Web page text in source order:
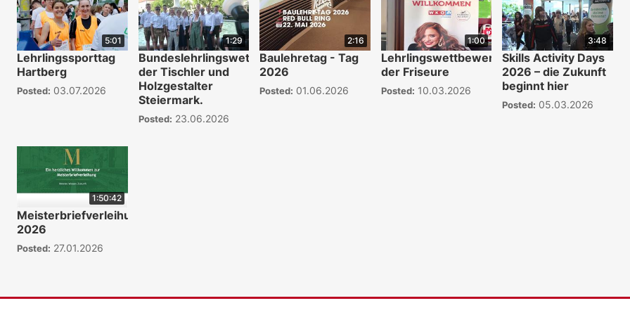
5:01
Lehrlingssporttag
Hartberg
Posted: 03.07.2026
1:29
Bundeslehrlingswettbewerb
der Tischler und
Holzgestalter
Steiermark.
Posted: 23.06.2026
2:16
Baulehretag - Tag
2026
Posted: 01.06.2026
1:00
Lehrlingswettbewerb
der Friseure
Posted: 10.03.2026
3:48
Skills Activity Days
2026 – die Zukunft
beginnt hier
Posted: 05.03.2026
1:50:42
Meisterbriefverleihung
2026
Posted: 27.01.2026